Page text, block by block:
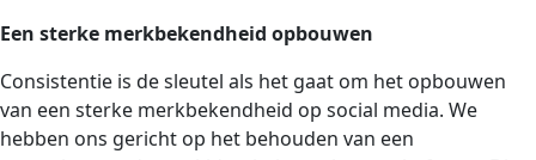
Een sterke merkbekendheid opbouwen
Consistentie is de sleutel als het gaat om het opbouwen
van een sterke merkbekendheid op social media. We
hebben ons gericht op het behouden van een